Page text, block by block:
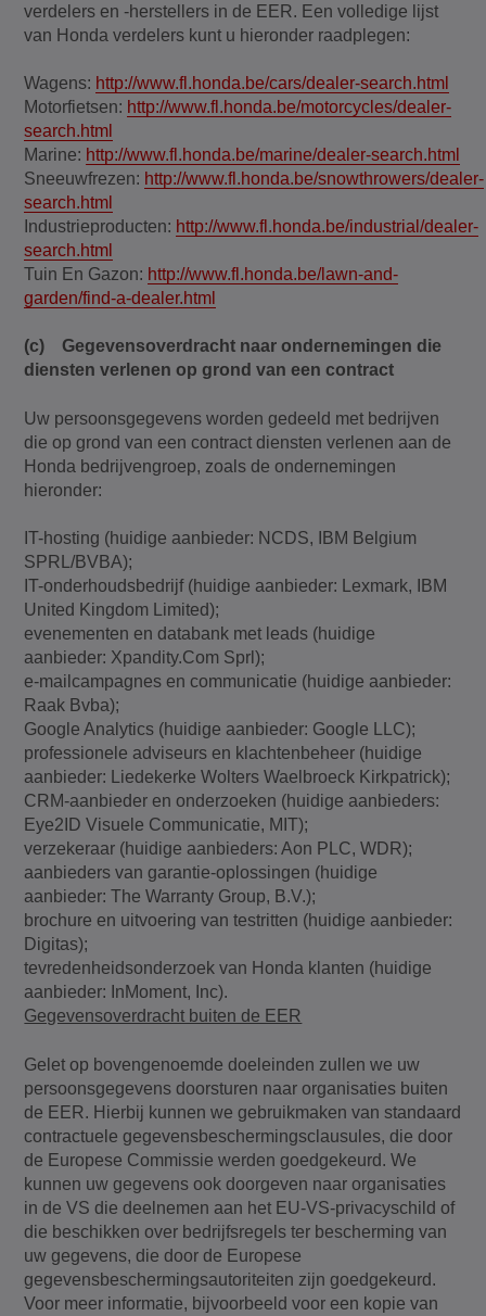
verdelers en -herstellers in de EER. Een volledige lijst
van Honda verdelers kunt u hieronder raadplegen:
Wagens: http://www.fl.honda.be/cars/dealer-search.html
Motorfietsen: http://www.fl.honda.be/motorcycles/dealer-
search.html
Marine: http://www.fl.honda.be/marine/dealer-search.html
Sneeuwfrezen: http://www.fl.honda.be/snowthrowers/dealer-
search.html
Industrieproducten: http://www.fl.honda.be/industrial/dealer-
search.html
Tuin En Gazon: http://www.fl.honda.be/lawn-and-
garden/find-a-dealer.html
(c) Gegevensoverdracht naar ondernemingen die
diensten verlenen op grond van een contract
Uw persoonsgegevens worden gedeeld met bedrijven
die op grond van een contract diensten verlenen aan de
Honda bedrijvengroep, zoals de ondernemingen
hieronder:
IT-hosting (huidige aanbieder: NCDS, IBM Belgium
SPRL/BVBA);
IT-onderhoudsbedrijf (huidige aanbieder: Lexmark, IBM
United Kingdom Limited);
evenementen en databank met leads (huidige
aanbieder: Xpandity.Com Sprl);
e-mailcampagnes en communicatie (huidige aanbieder:
Raak Bvba);
Google Analytics (huidige aanbieder: Google LLC);
professionele adviseurs en klachtenbeheer (huidige
aanbieder: Liedekerke Wolters Waelbroeck Kirkpatrick);
CRM-aanbieder en onderzoeken (huidige aanbieders:
Eye2ID Visuele Communicatie, MIT);
verzekeraar (huidige aanbieders: Aon PLC, WDR);
aanbieders van garantie-oplossingen (huidige
aanbieder: The Warranty Group, B.V.);
brochure en uitvoering van testritten (huidige aanbieder:
Digitas);
tevredenheidsonderzoek van Honda klanten (huidige
aanbieder: InMoment, Inc).
Gegevensoverdracht buiten de EER
Gelet op bovengenoemde doeleinden zullen we uw
persoonsgegevens doorsturen naar organisaties buiten
de EER. Hierbij kunnen we gebruikmaken van standaard
contractuele gegevensbeschermingsclausules, die door
de Europese Commissie werden goedgekeurd. We
kunnen uw gegevens ook doorgeven naar organisaties
in de VS die deelnemen aan het EU-VS-privacyschild of
die beschikken over bedrijfsregels ter bescherming van
uw gegevens, die door de Europese
gegevensbeschermingsautoriteiten zijn goedgekeurd.
Voor meer informatie, bijvoorbeeld voor een kopie van